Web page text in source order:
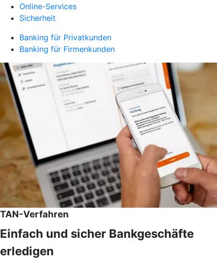
Online-Services
Sicherheit
Banking für Privatkunden
Banking für Firmenkunden
TAN-Verfahren
Einfach und sicher Bankgeschäfte
erledigen